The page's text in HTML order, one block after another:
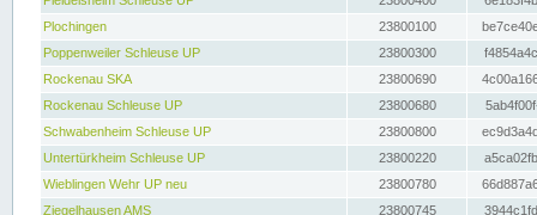
Plochingen
23800100
Poppenweiler Schleuse UP
23800300
Rockenau SKA
23800690
Rockenau Schleuse UP
23800680
Schwabenheim Schleuse UP
23800800
Untertürkheim Schleuse UP
23800220
Wieblingen Wehr UP neu
23800780
Ziegelhausen AMS
23800745